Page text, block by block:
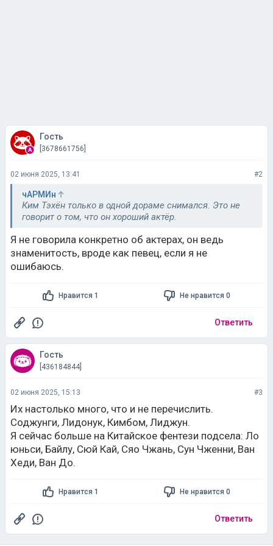
Гость
[3678661756]
02 июня 2025, 13:41 #2
чАРМИн
Ким Тэхён только в одной дораме снимался. Это не
говорит о том, что он хороший актёр.
Я не говорила конкретно об актерах, он ведь
знаменитость, вроде как певец, если я не
ошибаюсь.
Нравится 1 Не нравится 0
Ответить
Гость
[436184844]
02 июня 2025, 15:13 #3
Их настолько много, что и не перечислить.
Соджунги, Лидонук, Кимбом, Лиджун.
Я сейчас больше на Китайское фентези подсела: Ло
юньси, Байлу, Сюй Кай, Сяо Чжань, Сун Чженни, Ван
Хеди, Ван До.
Нравится 1 Не нравится 0
Ответить